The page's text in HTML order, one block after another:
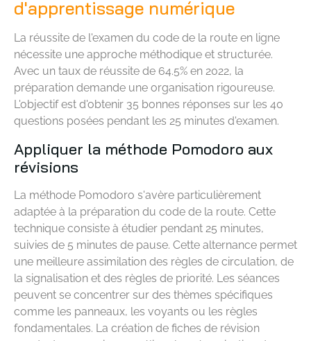
d'apprentissage numérique
La réussite de l'examen du code de la route en ligne
nécessite une approche méthodique et structurée.
Avec un taux de réussite de 64.5% en 2022, la
préparation demande une organisation rigoureuse.
L'objectif est d'obtenir 35 bonnes réponses sur les 40
questions posées pendant les 25 minutes d'examen.
Appliquer la méthode Pomodoro aux
révisions
La méthode Pomodoro s'avère particulièrement
adaptée à la préparation du code de la route. Cette
technique consiste à étudier pendant 25 minutes,
suivies de 5 minutes de pause. Cette alternance permet
une meilleure assimilation des règles de circulation, de
la signalisation et des règles de priorité. Les séances
peuvent se concentrer sur des thèmes spécifiques
comme les panneaux, les voyants ou les règles
fondamentales. La création de fiches de révision